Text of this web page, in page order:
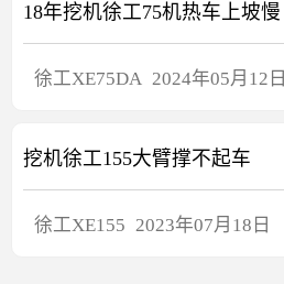
18年挖机徐工75机热车上坡慢
徐工XE75DA 2024年05月12日
挖机徐工155大臂撑不起车
徐工XE155 2023年07月18日